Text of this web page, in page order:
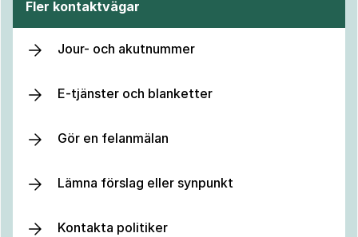
Fler kontaktvägar
Jour- och akutnummer
E-tjänster och blanketter
Gör en felanmälan
Lämna förslag eller synpunkt
Kontakta politiker